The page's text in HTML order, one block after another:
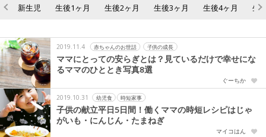
新生児 生後1ヶ月 生後2ヶ月 生後3ヶ月 生後4ヶ月 生
2019.11.4 赤ちゃんのお世話 子供の成長
ママにとっての安らぎとは？見ているだけで幸せにな
るママのひととき写真8選
ぐーちか
2019.10.31 幼児食 時短家事
子供の献立平日5日間！働くママの時短レシピはじゃ
がいも・にんじん・たまねぎ
マイコはん